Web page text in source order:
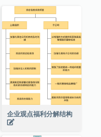
企业观点福利分解结构